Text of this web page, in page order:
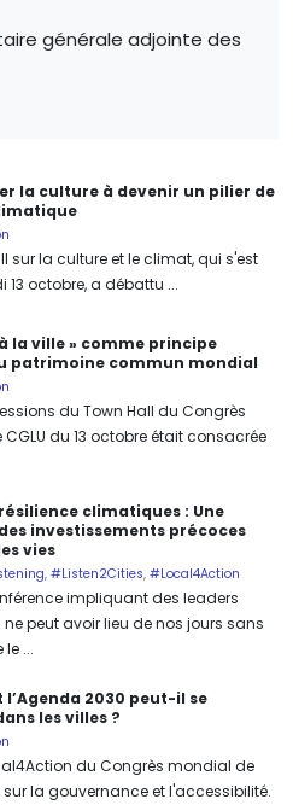
générale adjointe des
la culture à devenir un pilier de
sur la culture et le climat, qui s'est
13 octobre, a débattu ...
la ville » comme principe
patrimoine commun mondial
du Town Hall du Congrès
du 13 octobre était consacrée
climatiques : Une
investissements précoces
vies
, #Listen2Cities, #Local4Action
impliquant des leaders
peut avoir lieu de nos jours sans
...
2030 peut-il se
les villes ?
du Congrès mondial de
sur la gouvernance et l'accessibilité.